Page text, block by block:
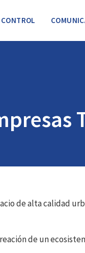
de alta calidad
de un